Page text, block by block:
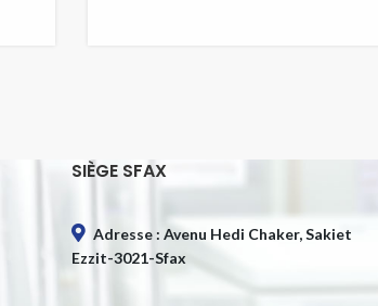
SIÈGE SFAX
Adresse : Avenu Hedi Chaker, Sakiet
Ezzit-3021-Sfax